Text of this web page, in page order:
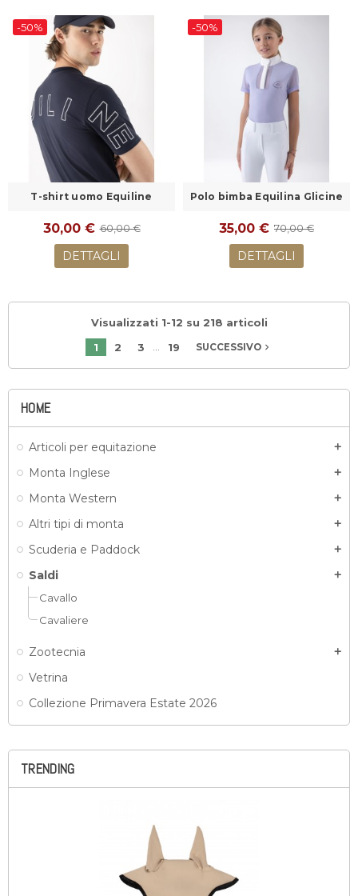
HOME
Articoli per equitazione add
Monta Inglese add
Monta Western add
Altri tipi di monta add
Scuderia e Paddock add
Saldi add
Cavallo
Cavaliere
Zootecnia add
Vetrina
Collezione Primavera Estate 2026
TRENDING
-50%
T-shirt uomo Equiline
30,00 € 60,00 €
DETTAGLI
-50%
Polo bimba Equilina Glicine
35,00 € 70,00 €
DETTAGLI
Visualizzati 1-12 su 218 articoli
1
2 3 19 SUCCESSIVO navigate_next